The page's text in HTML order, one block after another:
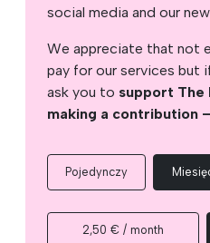
social media and our
We appreciate that not
pay for our services but
ask you to support The
making a contribution
Pojedynczy
2,50 € / month